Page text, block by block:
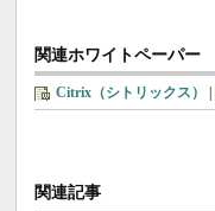
関連ホワイトペーパー
Citrix（シトリックス）
関連記事